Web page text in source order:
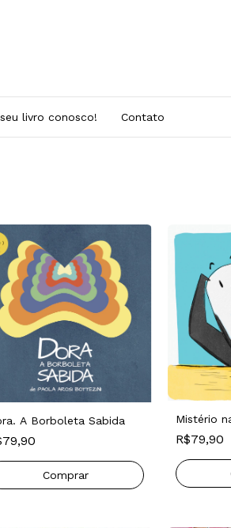
livro conosco! Contato
A Borboleta Sabida Mistério
R$79,90